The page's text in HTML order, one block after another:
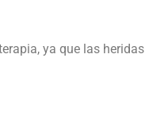
ya que las heridas